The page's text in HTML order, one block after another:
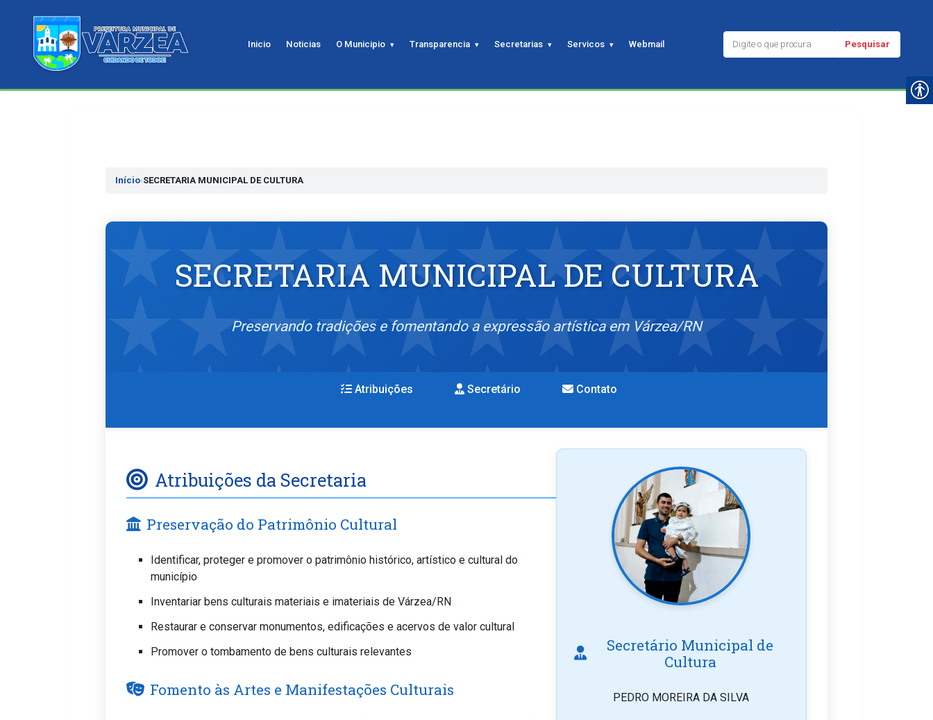
Inicio Noticias O Municipio Transparencia Secretarias Servicos Webmail Pesquisar
Início›SECRETARIA MUNICIPAL DE CULTURA
SECRETARIA MUNICIPAL DE CULTURA
Preservando tradições e fomentando a expressão artística em Várzea/RN
Atribuições Secretário Contato
Atribuições da Secretaria
Preservação do Patrimônio Cultural
Identificar, proteger e promover o patrimônio histórico, artístico e cultural do
município
Inventariar bens culturais materiais e imateriais de Várzea/RN
Restaurar e conservar monumentos, edificações e acervos de valor cultural
Promover o tombamento de bens culturais relevantes
Fomento às Artes e Manifestações Culturais
Secretário Municipal de
Cultura
PEDRO MOREIRA DA SILVA